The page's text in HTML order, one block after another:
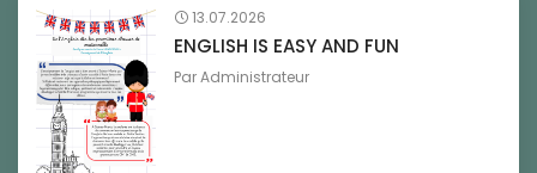
13.07.2026
ENGLISH IS EASY AND FUN
ParAdministrateur